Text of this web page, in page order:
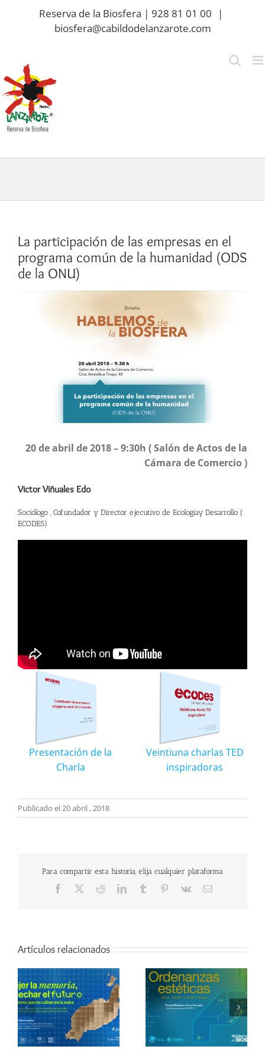
Reserva de la Biosfera | 928 81 01 00
|
biosfera@cabildodelanzarote.com
La participación de las empresas en el
programa común de la humanidad (ODS
de la ONU)
20 de abril de 2018 – 9:30h ( Salón de Actos de la
Cámara de Comercio )
Victor Viñuales Edo
Sociólogo , Cofundador y Director ejecutivo de Ecologíay Desarrollo (
ECODES)
Presentación de la
Charla
Veintiuna charlas TED
inspiradoras
Publicado el 20 abril , 2018
Para compartir esta historia, elija cualquier plataforma
Facebook RedditLinkedInTumblr Pinterest
Vk
Correo
Artículos relacionados